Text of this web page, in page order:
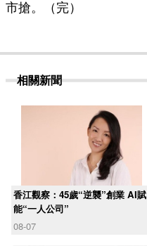
市搶。（完）
相關新聞
香江觀察：45歲“逆襲”創業 AI賦
能“一人公司”
08-07